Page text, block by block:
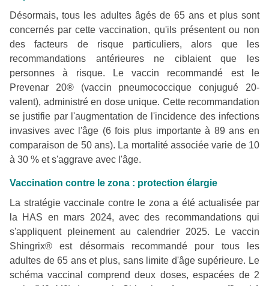
Désormais, tous les adultes âgés de 65 ans et plus sont
concernés par cette vaccination, qu'ils présentent ou non
des facteurs de risque particuliers, alors que les
recommandations antérieures ne ciblaient que les
personnes à risque. Le vaccin recommandé est le
Prevenar 20® (vaccin pneumococcique conjugué 20-
valent), administré en dose unique. Cette recommandation
se justifie par l'augmentation de l'incidence des infections
invasives avec l'âge (6 fois plus importante à 89 ans en
comparaison de 50 ans). La mortalité associée varie de 10
à 30 % et s'aggrave avec l'âge.
Vaccination contre le zona : protection élargie
La stratégie vaccinale contre le zona a été actualisée par
la HAS en mars 2024, avec des recommandations qui
s'appliquent pleinement au calendrier 2025. Le vaccin
Shingrix® est désormais recommandé pour tous les
adultes de 65 ans et plus, sans limite d'âge supérieure. Le
schéma vaccinal comprend deux doses, espacées de 2